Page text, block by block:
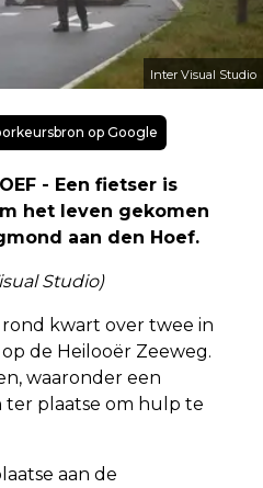
Inter Visual Studio
op Google
- Een fietser is
het leven gekomen
aan den Hoef.
Studio)
kwart over twee in
de Heilooër Zeeweg.
waaronder een
plaatse om hulp te
aan de